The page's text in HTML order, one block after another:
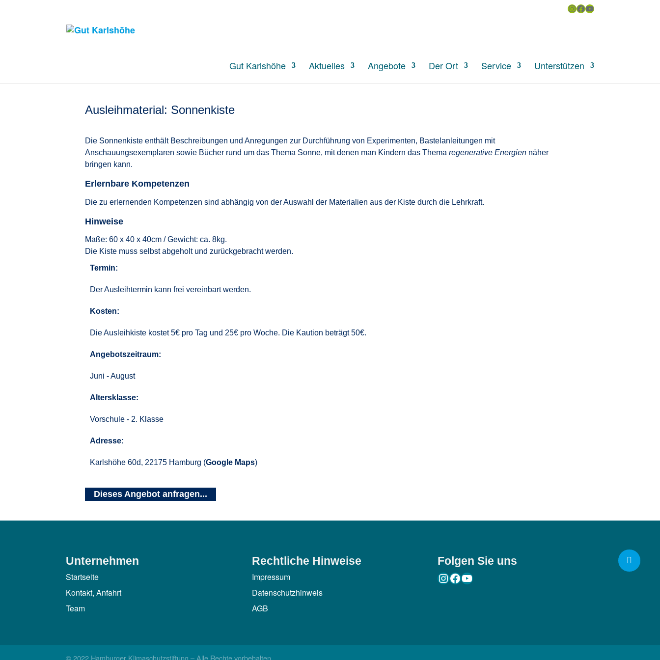
Gut Karlshöhe Aktuelles Angebote Der Ort Service Unterstützen
Instagram
Facebook
YouTube
Ausleihmaterial: Sonnenkiste
Die Sonnenkiste enthält Beschreibungen und Anregungen zur Durchführung von Experimenten, Bastelanleitungen mit
Anschauungsexemplaren sowie Bücher rund um das Thema Sonne, mit denen man Kindern das Thema regenerative Energien näher
bringen kann.
Erlernbare Kompetenzen
Die zu erlernenden Kompetenzen sind abhängig von der Auswahl der Materialien aus der Kiste durch die Lehrkraft.
Hinweise
Maße: 60 x 40 x 40cm / Gewicht: ca. 8kg.
Die Kiste muss selbst abgeholt und zurückgebracht werden.
Termin:
Der Ausleihtermin kann frei vereinbart werden.
Kosten:
Die Ausleihkiste kostet 5€ pro Tag und 25€ pro Woche. Die Kaution beträgt 50€.
Angebotszeitraum:
Juni - August
Altersklasse:
Vorschule - 2. Klasse
Adresse:
Karlshöhe 60d, 22175 Hamburg (Google Maps)
Dieses Angebot anfragen...
Unternehmen
Startseite
Kontakt, Anfahrt
Team
Rechtliche Hinweise
Impressum
Datenschutzhinweis
AGB
Folgen Sie uns
Instagram
Facebook
YouTube
© 2022 Hamburger Klimaschutzstiftung – Alle Rechte vorbehalten
